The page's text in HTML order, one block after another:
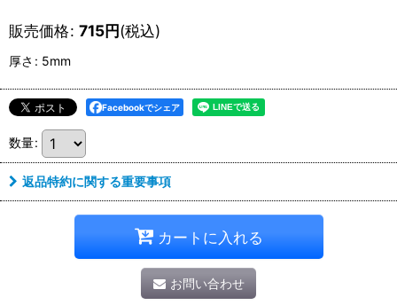
販売価格: 715円(税込)
厚さ : 5mm
Facebookでシェア
数量:
返品特約に関する重要事項
カートに入れる
お問い合わせ